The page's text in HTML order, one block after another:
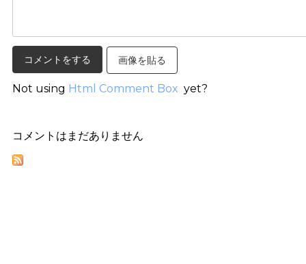
画像を貼る
Not using Html Comment Box yet?
コメントはまだありません